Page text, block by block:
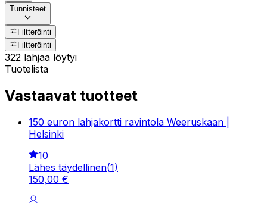
Tunnisteet
Filtteröinti
Filtteröinti
322 lahjaa löytyi
Tuotelista
Vastaavat tuotteet
150 euron lahjakortti ravintola Weeruskaan |
Helsinki
10
Lähes täydellinen(1)
150,00 €